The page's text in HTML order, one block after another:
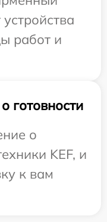
работ и
готовности
о
KEF, и
к вам